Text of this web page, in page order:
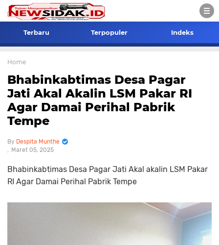
Terbaru Terpopuler Indeks
Home
Bhabinkabtimas Desa Pagar
Jati Akal Akalin LSM Pakar RI
Agar Damai Perihal Pabrik
Tempe
Despita Munthe
Maret 05, 2025
Bhabinkabtimas Desa Pagar Jati Akal akalin LSM Pakar
RI Agar Damai Perihal Pabrik Tempe